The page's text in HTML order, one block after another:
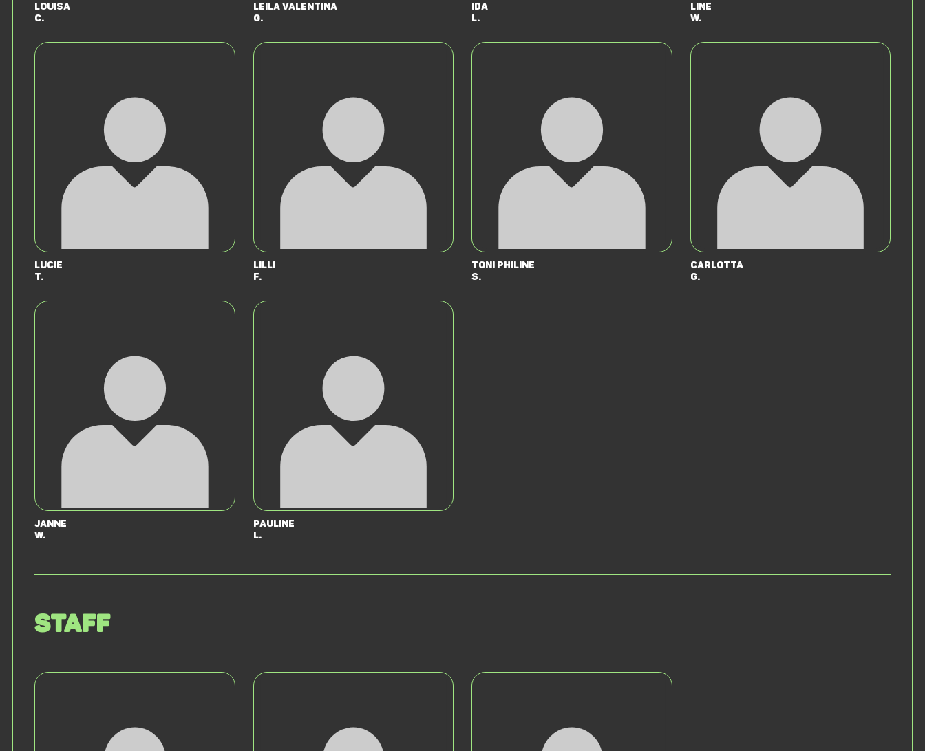
Louisa
C.
Leila Valentina
G.
Ida
L.
Line
W.
Lucie
T.
Lilli
F.
Toni Philine
S.
Carlotta
G.
Janne
W.
Pauline
L.
Staff